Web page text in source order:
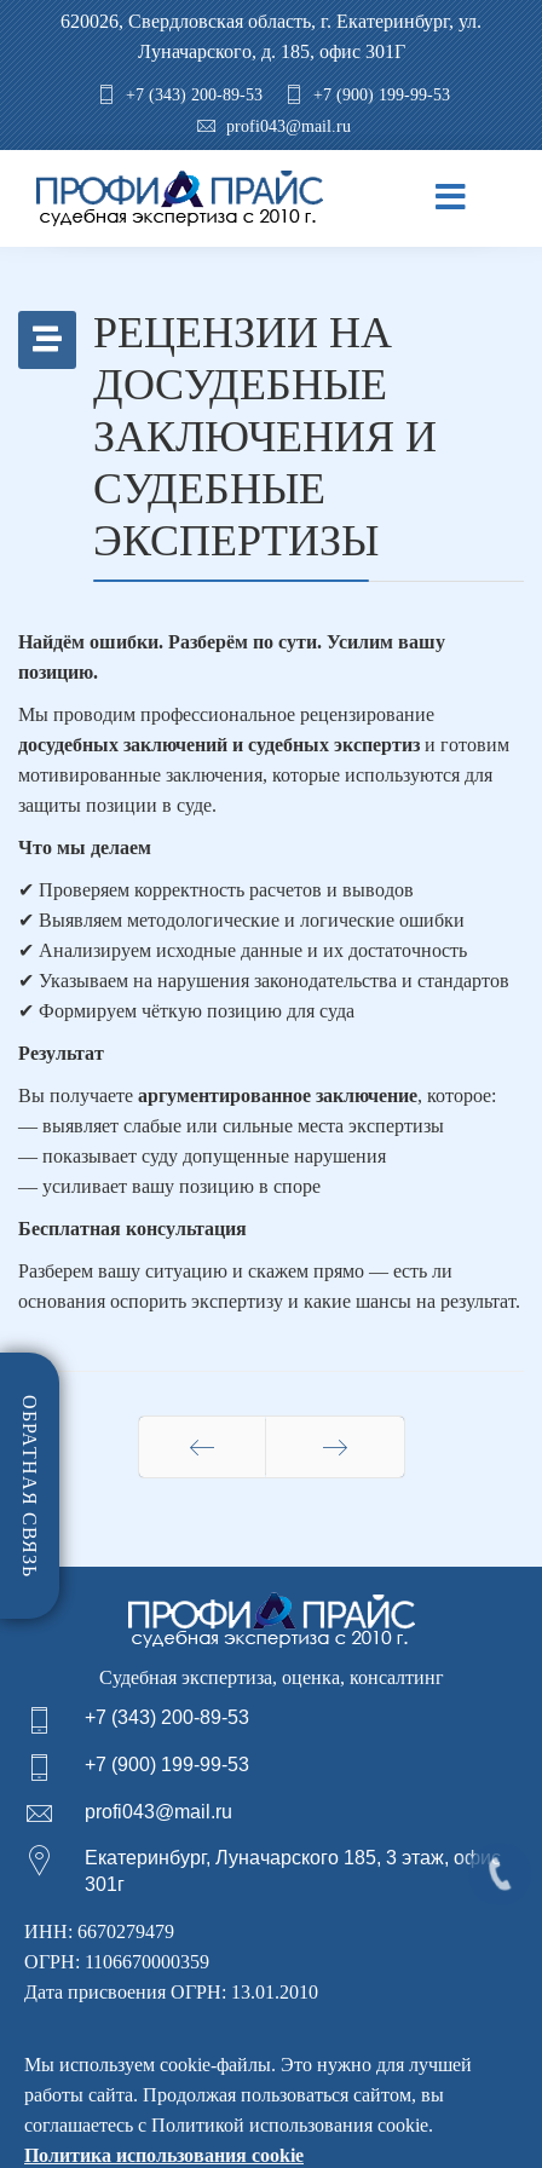
620026, Свердловская область, г. Екатеринбург, ул.
Луначарского, д. 185, офис 301Г
+7 (343) 200-89-53
+7 (900) 199-99-53
profi043@mail.ru
РЕЦЕНЗИИ НА
ДОСУДЕБНЫЕ
ЗАКЛЮЧЕНИЯ И
СУДЕБНЫЕ
ЭКСПЕРТИЗЫ
Найдём ошибки. Разберём по сути. Усилим вашу
позицию.
Мы проводим профессиональное рецензирование
досудебных заключений и судебных экспертиз и готовим
мотивированные заключения, которые используются для
защиты позиции в суде.
Что мы делаем
✔ Проверяем корректность расчетов и выводов
✔ Выявляем методологические и логические ошибки
✔ Анализируем исходные данные и их достаточность
✔ Указываем на нарушения законодательства и стандартов
✔ Формируем чёткую позицию для суда
Результат
Вы получаете аргументированное заключение, которое:
— выявляет слабые или сильные места экспертизы
— показывает суду допущенные нарушения
— усиливает вашу позицию в споре
Бесплатная консультация
Разберем вашу ситуацию и скажем прямо — есть ли
основания оспорить экспертизу и какие шансы на результат.
Судебная экспертиза, оценка, консалтинг
+7 (343) 200-89-53
+7 (900) 199-99-53
profi043@mail.ru
Екатеринбург, Луначарского 185, 3 этаж, офис
301г
ИНН: 6670279479
ОГРН: 1106670000359
Дата присвоения ОГРН: 13.01.2010
ОБРАТНАЯ СВЯЗЬ
© 2026 ООО «Профи Апрайс» — Судебная экспертиза,
оценка, консалтинг.
Для удобства работы наш сайт использует файлы cookie.
Мы используем cookie-файлы. Это нужно для лучшей
работы сайта. Продолжая пользоваться сайтом, вы
соглашаетесь с Политикой использования cookie.
Политика использования cookie